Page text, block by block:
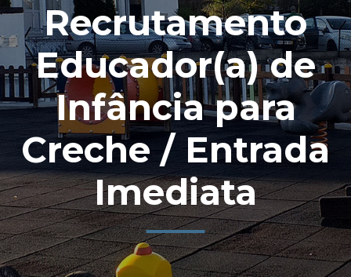
Recrutamento
Educador(a) de
Infância para
Creche / Entrada
Imediata